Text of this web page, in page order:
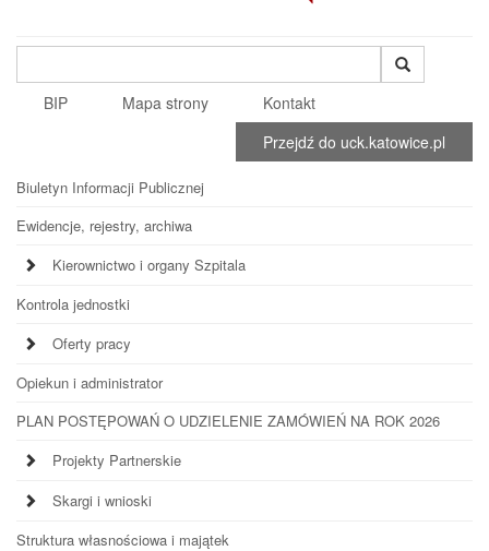
fraza
BIP
Mapa strony
Kontakt
Przejdź do uck.katowice.pl
Biuletyn Informacji Publicznej
Ewidencje, rejestry, archiwa
Kierownictwo i organy Szpitala
Kontrola jednostki
Oferty pracy
Opiekun i administrator
PLAN POSTĘPOWAŃ O UDZIELENIE ZAMÓWIEŃ NA ROK 2026
Projekty Partnerskie
Skargi i wnioski
Struktura własnościowa i majątek